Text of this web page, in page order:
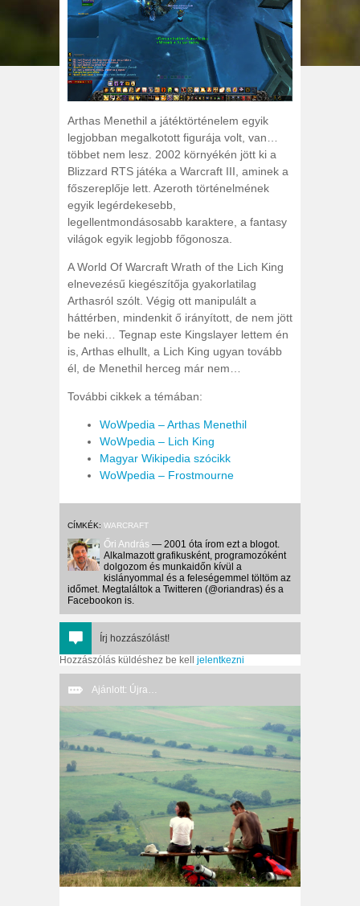
Arthas Menethil a játéktörténelem egyik
legjobban megalkotott figurája volt, van…
többet nem lesz. 2002 környékén jött ki a
Blizzard RTS játéka a Warcraft III, aminek a
főszereplője lett. Azeroth történelmének
egyik legérdekesebb,
legellentmondásosabb karaktere, a fantasy
világok egyik legjobb főgonosza.
A World Of Warcraft Wrath of the Lich King
elnevezésű kiegészítőja gyakorlatilag
Arthasról szólt. Végig ott manipulált a
háttérben, mindenkit ő irányított, de nem jött
be neki… Tegnap este Kingslayer lettem én
is, Arthas elhullt, a Lich King ugyan tovább
él, de Menethil herceg már nem…
További cikkek a témában:
WoWpedia – Arthas Menethil
WoWpedia – Lich King
Magyar Wikipedia szócikk
WoWpedia – Frostmourne
CÍMKÉK: WARCRAFT
Őri András — 2001 óta írom ezt a blogot.
Alkalmazott grafikusként, programozóként
dolgozom és munkaidőn kívül a
kislányommal és a feleségemmel töltöm az
időmet. Megtaláltok a Twitteren (@oriandras) és a
Facebookon is.
Írj hozzászólást!
Hozzászólás küldéshez be kell jelentkezni
Ajánlott: Újra…